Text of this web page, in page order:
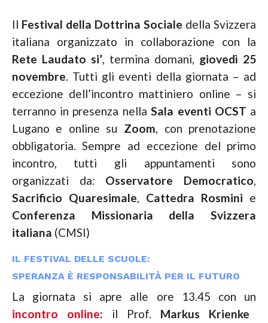
Il Festival della Dottrina Sociale della Svizzera
italiana organizzato in collaborazione con la
Rete Laudato si’, termina domani, giovedì 25
novembre. Tutti gli eventi della giornata – ad
eccezione dell’incontro mattiniero online – si
terranno in presenza nellaSala eventi OCST a
Lugano e online su Zoom, con prenotazione
obbligatoria. Sempre ad eccezione del primo
incontro, tutti gli appuntamenti sono
organizzati da: Osservatore Democratico,
Sacrificio Quaresimale, Cattedra Rosmini e
Conferenza Missionaria della Svizzera
italiana (CMSI)
IL FESTIVAL DELLE SCUOLE:
SPERANZA È RESPONSABILITÀ PER IL FUTURO
La giornata si apre alle ore 13.45 con un
incontro online: il Prof. Markus Krienke